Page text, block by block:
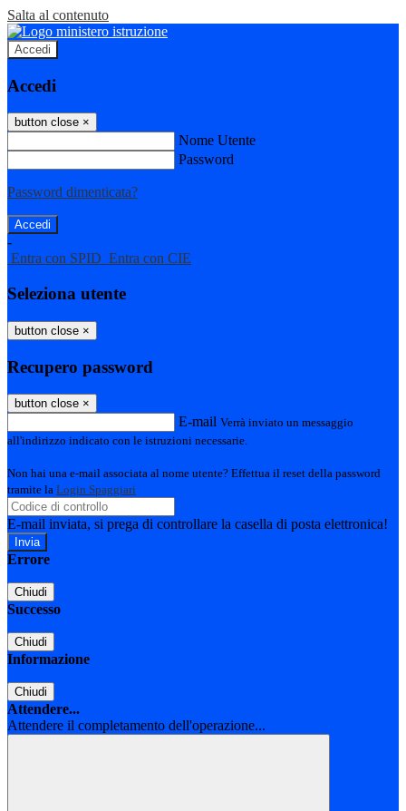
Salta al contenuto
Accedi
Accedi
button close ×
Nome Utente
Password
Password dimenticata?
-
Entra con SPID Entra con CIE
Seleziona utente
button close ×
Recupero password
button close ×
E-mail Verrà inviato un messaggio
all'indirizzo indicato con le istruzioni necessarie.
Non hai una e-mail associata al nome utente? Effettua il reset della password
tramite la Login Spaggiari
E-mail inviata, si prega di controllare la casella di posta elettronica!
Errore
Chiudi
Successo
Chiudi
Informazione
Chiudi
Attendere...
Attendere il completamento dell'operazione...